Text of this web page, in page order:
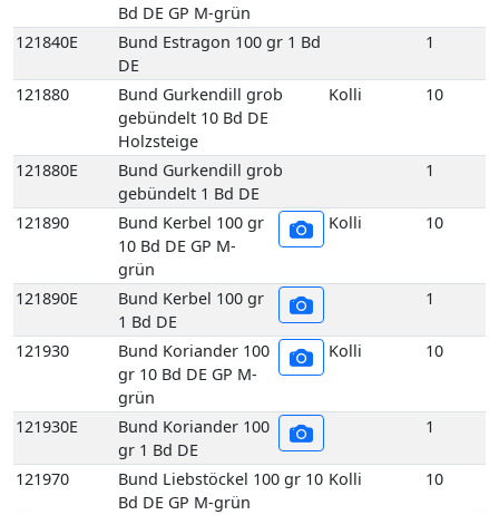
Bd DE GP M-grün
121840E
Bund Estragon 100 gr 1 Bd
DE
1
121880
Bund Gurkendill grob
gebündelt 10 Bd DE
Holzsteige
Kolli 10
121880E
Bund Gurkendill grob
gebündelt 1 Bd DE
1
121890
Bund Kerbel 100 gr
10 Bd DE GP M-
grün
Kolli 10
121890E
Bund Kerbel 100 gr
1 Bd DE
1
121930
Bund Koriander 100
gr 10 Bd DE GP M-
grün
Kolli 10
121930E
Bund Koriander 100
gr 1 Bd DE
1
121970
Bund Liebstöckel 100 gr 10
Bd DE GP M-grün
Kolli 10